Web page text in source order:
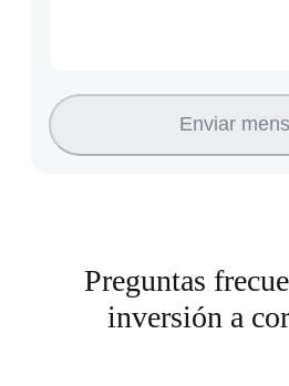
Enviar
Preguntas
inversión a